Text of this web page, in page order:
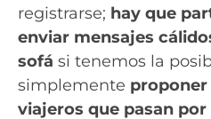
registrarse; hay que
enviar mensajes
sofá si tenemos la
simplemente
viajeros que pasan